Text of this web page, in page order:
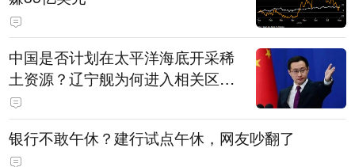
中国是否计划在太平洋海底开采稀
土资源？辽宁舰为何进入相关区
域？外交部回应
银行不敢午休？建行试点午休，网友吵翻了